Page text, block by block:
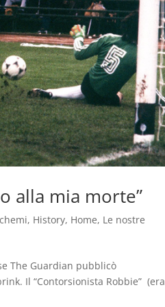
alla mia morte”
, History, Home, Le nostre
The Guardian pubblicò
Il “Contorsionista Robbie”